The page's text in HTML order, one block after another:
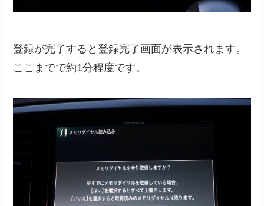
登録が完了すると登録完了画面が表示されます。
ここまでで約1分程度です。